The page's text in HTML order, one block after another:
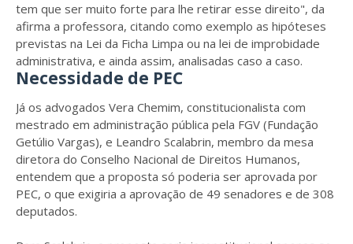
tem que ser muito forte para lhe retirar esse direito", da
afirma a professora, citando como exemplo as hipóteses
previstas na Lei da Ficha Limpa ou na lei de improbidade
administrativa, e ainda assim, analisadas caso a caso.
Necessidade de PEC
Já os advogados Vera Chemim, constitucionalista com
mestrado em administração pública pela FGV (Fundação
Getúlio Vargas), e Leandro Scalabrin, membro da mesa
diretora do Conselho Nacional de Direitos Humanos,
entendem que a proposta só poderia ser aprovada por
PEC, o que exigiria a aprovação de 49 senadores e de 308
deputados.